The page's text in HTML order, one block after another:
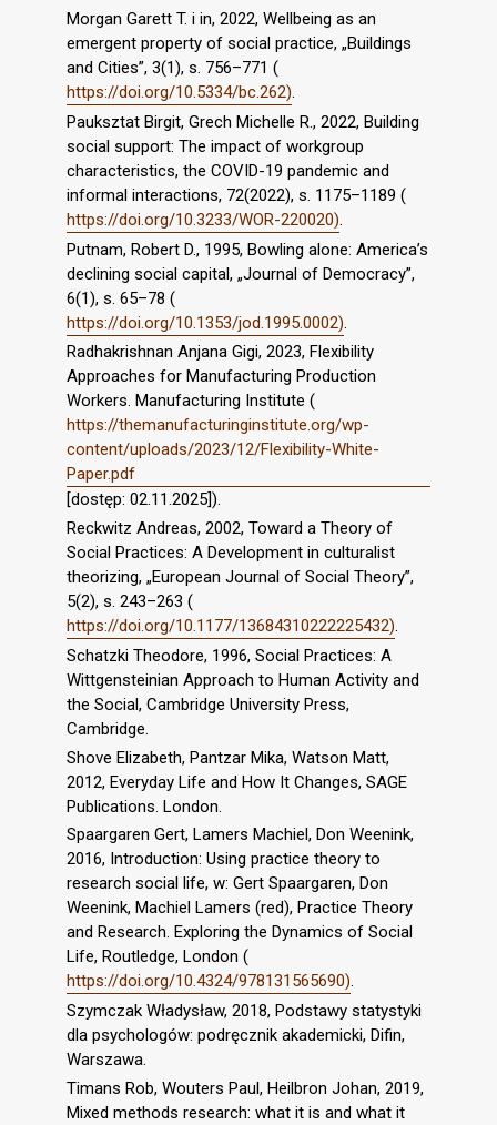
Morgan Garett T. i in, 2022, Wellbeing as an
emergent property of social practice, „Buildings
and Cities”, 3(1), s. 756–771 (
https://doi.org/10.5334/bc.262).
Pauksztat Birgit, Grech Michelle R., 2022, Building
social support: The impact of workgroup
characteristics, the COVID-19 pandemic and
informal interactions, 72(2022), s. 1175–1189 (
https://doi.org/10.3233/WOR-220020).
Putnam, Robert D., 1995, Bowling alone: America’s
declining social capital, „Journal of Democracy”,
6(1), s. 65–78 (
https://doi.org/10.1353/jod.1995.0002)
Radhakrishnan Anjana Gigi, 2023, Flexibility
Approaches for Manufacturing Production
Workers. Manufacturing Institute (
https://themanufacturinginstitute.org/wp-
content/uploads/2023/12/Flexibility-White-
Paper.pdf
[dostęp: 02.11.2025]).
Reckwitz Andreas, 2002, Toward a Theory of
Social Practices: A Development in culturalist
theorizing, „European Journal of Social Theory”,
5(2), s. 243–263 (
https://doi.org/10.1177/13684310222225432).
Schatzki Theodore, 1996, Social Practices: A
Wittgensteinian Approach to Human Activity and
the Social, Cambridge University Press,
Cambridge.
Shove Elizabeth, Pantzar Mika, Watson Matt,
2012, Everyday Life and How It Changes, SAGE
Publications. London.
Spaargaren Gert, Lamers Machiel, Don Weenink,
2016, Introduction: Using practice theory to
research social life, w: Gert Spaargaren, Don
Weenink, Machiel Lamers (red), Practice Theory
and Research. Exploring the Dynamics of Social
Life, Routledge, London (
https://doi.org/10.4324/978131565690).
Szymczak Władysław, 2018, Podstawy statystyki
dla psychologów: podręcznik akademicki, Difin,
Warszawa.
Timans Rob, Wouters Paul, Heilbron Johan, 2019,
Mixed methods research: what it is and what it